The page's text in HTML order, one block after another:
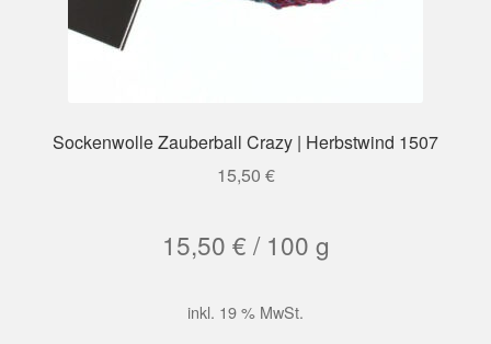
Sockenwolle Zauberball Crazy | Herbstwind 1507
15,50 €
15,50 € / 100 g
inkl. 19 % MwSt.